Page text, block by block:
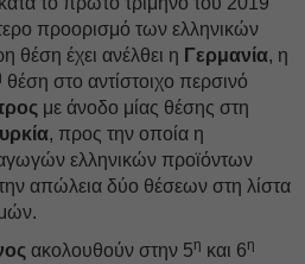
προορισμό των ελληνικών
θέση έχει ανέλθει η Γερμανία, η
θέση στο αντίστοιχο περσινό
με άνοδο μίας θέσης στη
, προς την οποία η
ελληνικών προϊόντων
απώλεια δύο θέσεων στη λίστα
ακολουθούν στην 5η και 6η